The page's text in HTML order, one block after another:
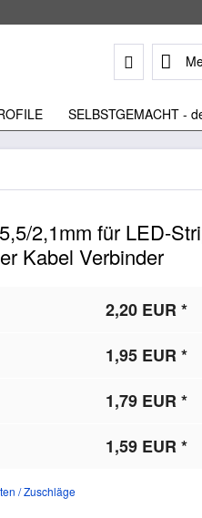
SELBSTGEMACHT -
2,1mm für LED-
Kabel Verbinder
2,20 EUR *
1,95 EUR *
1,79 EUR *
1,59 EUR *
/ Zuschläge